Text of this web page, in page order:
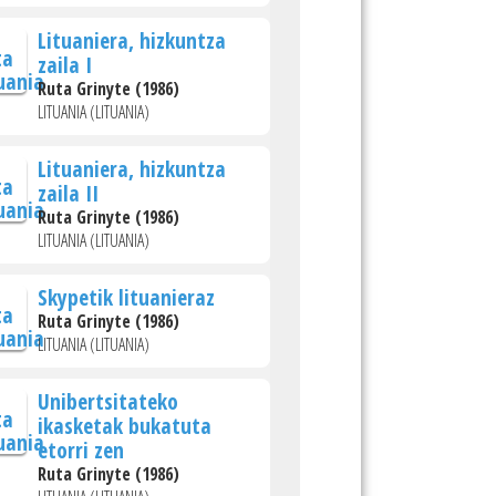
Lituaniera, hizkuntza
zaila I
Ruta Grinyte (1986)
LITUANIA (LITUANIA)
Lituaniera, hizkuntza
zaila II
Ruta Grinyte (1986)
LITUANIA (LITUANIA)
Skypetik lituanieraz
Ruta Grinyte (1986)
LITUANIA (LITUANIA)
Unibertsitateko
ikasketak bukatuta
etorri zen
Ruta Grinyte (1986)